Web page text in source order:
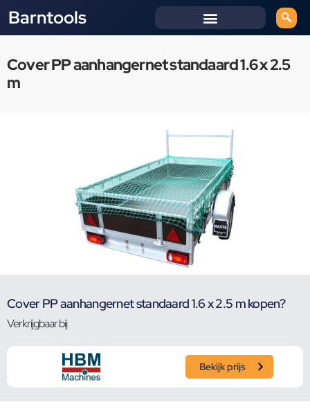
Barntools
Cover PP aanhangernet standaard 1.6 x 2.5
m
Cover PP aanhangernet standaard 1.6 x 2.5 m kopen?
Verkrijgbaar bij
Bekijk prijs